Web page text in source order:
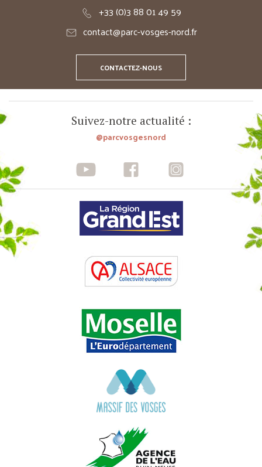
+33 (0)3 88 01 49 59
contact@parc-vosges-nord.fr
CONTACTEZ-NOUS
Suivez-notre actualité :
@parcvosgesnord